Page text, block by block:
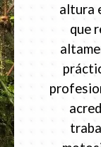
altura
que